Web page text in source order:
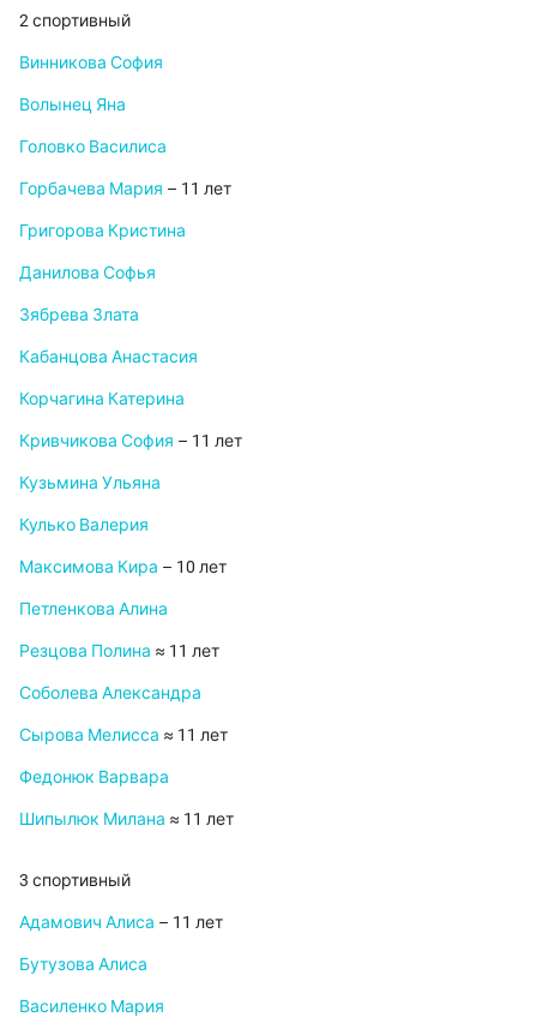
2 спортивный
Винникова София
Волынец Яна
Головко Василиса
Горбачева Мария – 11 лет
Григорова Кристина
Данилова Софья
Зябрева Злата
Кабанцова Анастасия
Корчагина Катерина
Кривчикова София – 11 лет
Кузьмина Ульяна
Кулько Валерия
Максимова Кира – 10 лет
Петленкова Алина
Резцова Полина ≈ 11 лет
Соболева Александра
Сырова Мелисса ≈ 11 лет
Федонюк Варвара
Шипылюк Милана ≈ 11 лет
3 спортивный
Адамович Алиса – 11 лет
Бутузова Алиса
Василенко Мария